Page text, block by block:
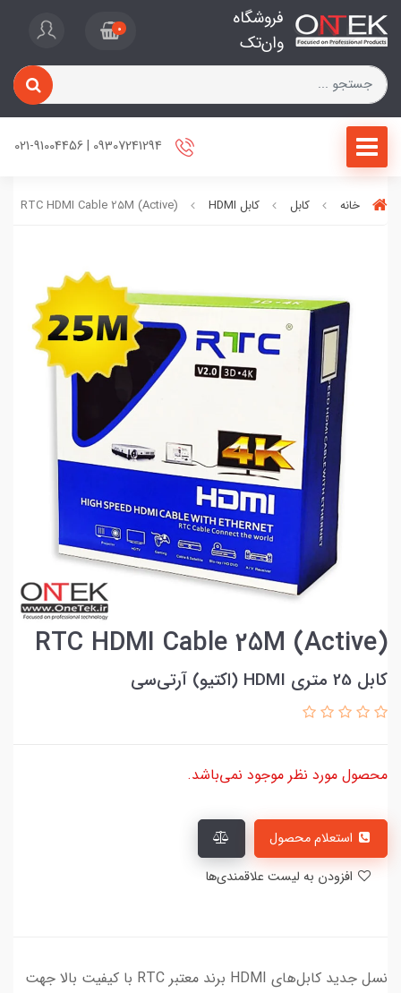
فروشگاه
وان‌تک
0
خانه کابل کابل HDMI RTC HDMI Cable 25M (Active)
RTC HDMI Cable 25M (Active)
کابل 25 متری HDMI (اکتیو) آر‌تی‌سی
محصول مورد نظر موجود نمی‌باشد.
نسل جدید کابل‌های HDMI برند معتبر RTC با کیفیت بالا جهت